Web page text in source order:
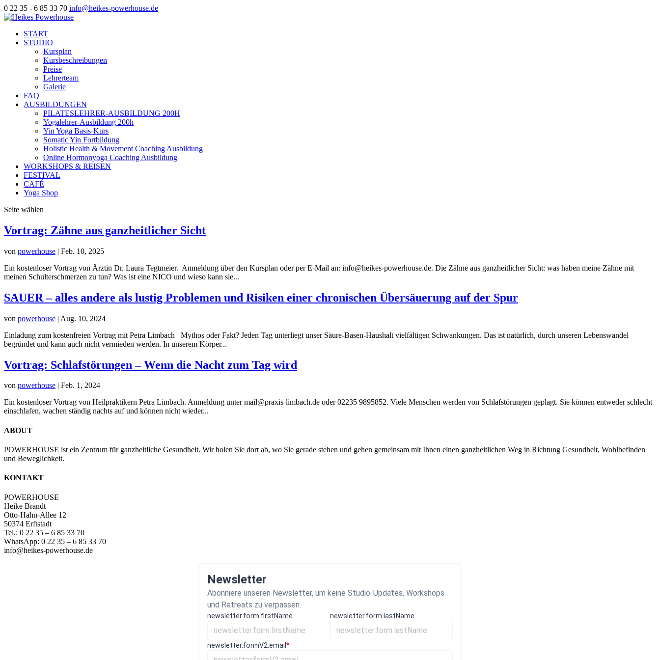
0 22 35 - 6 85 33 70 info@heikes-powerhouse.de
START
STUDIO
Kursplan
Kursbeschreibungen
Preise
Lehrerteam
Galerie
FAQ
AUSBILDUNGEN
PILATESLEHRER-AUSBILDUNG 200H
Yogalehrer-Ausbildung 200h
Yin Yoga Basis-Kurs
Somatic Yin Fortbildung
Holistic Health & Movement Coaching Ausbildung
Online Hormonyoga Coaching Ausbildung
WORKSHOPS & REISEN
FESTIVAL
CAFÉ
Yoga Shop
Seite wählen
Vortrag: Zähne aus ganzheitlicher Sicht
von powerhouse | Feb. 10, 2025
Ein kostenloser Vortrag von Ärztin Dr. Laura Tegtmeier. Anmeldung über den Kursplan oder per E-Mail an: info@heikes-powerhouse.de. Die Zähne aus ganzheitlicher Sicht: was haben meine Zähne mit
meinen Schulterschmerzen zu tun? Was ist eine NICO und wieso kann sie...
SAUER – alles andere als lustig Problemen und Risiken einer chronischen Übersäuerung auf der Spur
von powerhouse | Aug. 10, 2024
Einladung zum kostenfreien Vortrag mit Petra Limbach Mythos oder Fakt? Jeden Tag unterliegt unser Säure-Basen-Haushalt vielfältigen Schwankungen. Das ist natürlich, durch unseren Lebenswandel
begründet und kann auch nicht vermieden werden. In unserem Körper...
Vortrag: Schlafstörungen – Wenn die Nacht zum Tag wird
von powerhouse | Feb. 1, 2024
Ein kostenloser Vortrag von Heilpraktikern Petra Limbach. Anmeldung unter mail@praxis-limbach.de oder 02235 9895852. Viele Menschen werden von Schlafstörungen geplagt. Sie können entweder schlecht
einschlafen, wachen ständig nachts auf und können nicht wieder...
ABOUT
POWERHOUSE ist ein Zentrum für ganzheitliche Gesundheit. Wir holen Sie dort ab, wo Sie gerade stehen und gehen gemeinsam mit Ihnen einen ganzheitlichen Weg in Richtung Gesundheit, Wohlbefinden
und Beweglichkeit.
KONTAKT
POWERHOUSE
Heike Brandt
Otto-Hahn-Allee 12
50374 Erftstadt
Tel.: 0 22 35 – 6 85 33 70
WhatsApp: 0 22 35 – 6 85 33 70
info@heikes-powerhouse.de
Newsletter
Abonniere unseren Newsletter, um keine Studio-Updates, Workshops
und Retreats zu verpassen.
newsletter.form.firstName newsletter.form.lastName
newsletter.formV2.email*